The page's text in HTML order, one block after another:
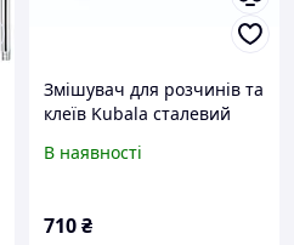
Змішувач для розчинів та
клеїв Kubala сталевий
90х600 мм, М-14
В наявності
710₴